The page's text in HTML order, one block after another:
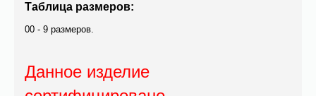
Таблица размеров:
00 - 9 размеров.
Данное изделие